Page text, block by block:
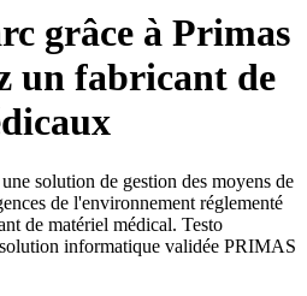
grâce à Primas
un fabricant de
solution de gestion des moyens de
de l'environnement réglementé
de matériel médical. Testo
informatique validée PRIMAS